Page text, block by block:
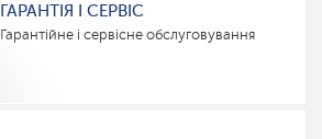
ГАРАНТІЯ І СЕРВІС
Гарантійне і сервісне обслуговування